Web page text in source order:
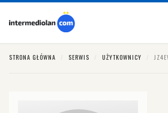
STRONA GŁÓWNA SERWIS UŻYTKOWNICY